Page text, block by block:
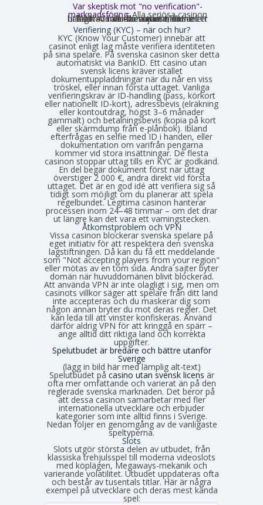
Var skeptisk mot "no verification"-
marknadsföring:Alla seriösa casinon
utför KYC förr eller senare, det är ett lagkrav i alla licensjurisdiktioner. Skillnaden är bara när i tiden det händer – innan du sätter in eller efter du har vunnit.
Verifiering (KYC) – när och hur?
KYC (Know Your Customer) innebär att
casinot enligt lag måste verifiera identiteten
på sina spelare. På svenska casinon sker detta
automatiskt via BankID. Ett casino utan
svensk licens kräver istället
dokumentuppladdningar när du når en viss
tröskel, eller innan första uttaget. Vanliga
verifieringskrav är ID-handling (pass, körkort
eller nationellt ID-kort), adressbevis (elräkning
eller kontoutdrag, högst 3–6 månader
gammalt) och betalningsbevis (kopia på kort
eller skärmdump från e-plånbok). Ibland
efterfrågas en selfie med ID i handen, eller
dokumentation om varifrån pengarna
kommer vid stora insättningar. De flesta
casinon stoppar uttag tills en KYC är godkänd.
En del begär dokument först när uttag
överstiger 2 000 €, andra direkt vid första
uttaget. Det är en god idé att verifiera sig så
tidigt som möjligt om du planerar att spela
regelbundet. Legitima casinon hanterar
processen inom 24–48 timmar – om det drar
ut längre kan det vara ett varningstecken.
Åtkomstproblem och VPN
Vissa casinon blockerar svenska spelare på
eget initiativ för att respektera den svenska
lagstiftningen. Då kan du få ett meddelande
som "Not accepting players from your region"
eller mötas av en tom sida. Andra sajter byter
domän när huvuddomänen blivit blockerad.
Att använda VPN är inte olagligt i sig, men om
casinots villkor säger att spelare från ditt land
inte accepteras och du maskerar dig som
någon annan bryter du mot deras regler. Det
kan leda till att vinster konfiskeras. Använd
därför aldrig VPN för att kringgå en spärr –
ange alltid ditt riktiga land och korrekta
uppgifter.
Spelutbudet är bredare och bättre utanför
Sverige
(lägg in bild här med lämplig alt-text)
Spelutbudet på casino utan svensk licens är
ofta mer omfattande och varierat än på den
reglerade svenska marknaden. Det beror på
att dessa casinon samarbetar med fler
internationella utvecklare och erbjuder
kategorier som inte alltid finns i Sverige.
Nedan följer en genomgång av de vanligaste
speltyperna.
Slots
Slots utgör största delen av utbudet, från
klassiska trehjulsspel till moderna videoslots
med köplägen, Megaways-mekanik och
varierande volatilitet. Utbudet uppdateras ofta
och består av tusentals titlar. Här är några
exempel på utvecklare och deras mest kända
spel: